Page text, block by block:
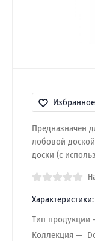
Избранное
Предназначен
лобовой
доски (с
Характеристики:
Тип продукции
Коллекция